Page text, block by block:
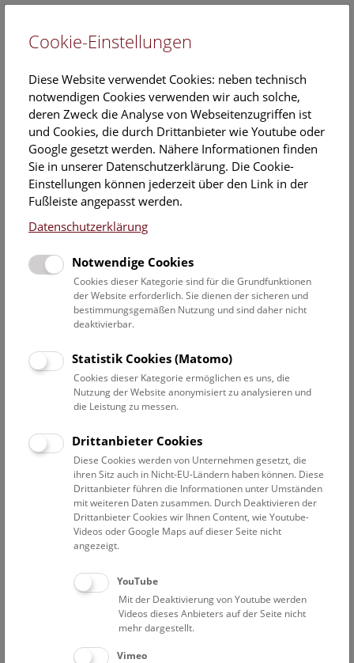
EN
Kalender
Hier finden Sie die aktuellen Veranstaltungen des heutigen
Tages. Für mehr Informationen besuchen Sie gern direkt
6. August 2026
Do 6.8.
Augmented Reality Show: Dinosaurier
Eine Zeitreise für Familien durch die Welt der Saurier. Die
Multimedia-Show auf Deck 50 macht es möglich, die
faszinierende Welt der Dinosaurier hautnah zu erleben!
NHM WIEN
13:00 – 14:00
Studiensammlung
Die Überblicksführung durch die Studiensammlung zeigt
ausgewählte Präparate zu verschiedenen Erkrankungen
wie Tuberkulose, Syphilis oder Ichthyose.
Cookie-Einstellungen
Diese Website verwendet Cookies: neben technisch
notwendigen Cookies verwenden wir auch solche,
deren Zweck die Analyse von Webseitenzugriffen ist
und Cookies, die durch Drittanbieter wie Youtube oder
Google gesetzt werden. Nähere Informationen finden
Sie in unserer Datenschutzerklärung. Die Cookie-
Einstellungen können jederzeit über den Link in der
Fußleiste angepasst werden.
Datenschutzerklärung
Notwendige Cookies
Cookies dieser Kategorie sind für die Grundfunktionen
der Website erforderlich. Sie dienen der sicheren und
bestimmungsgemäßen Nutzung und sind daher nicht
deaktivierbar.
Statistik Cookies (Matomo)
Cookies dieser Kategorie ermöglichen es uns, die
Nutzung der Website anonymisiert zu analysieren und
die Leistung zu messen.
Drittanbieter Cookies
Diese Cookies werden von Unternehmen gesetzt, die
ihren Sitz auch in Nicht-EU-Ländern haben können. Diese
Drittanbieter führen die Informationen unter Umständen
mit weiteren Daten zusammen. Durch Deaktivieren der
Drittanbieter Cookies wir Ihnen Content, wie Youtube-
Videos oder Google Maps auf dieser Seite nicht
angezeigt.
YouTube
Mit der Deaktivierung von Youtube werden
Videos dieses Anbieters auf der Seite nicht
mehr dargestellt.
Vimeo